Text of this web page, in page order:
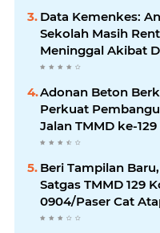
Data Kemenkes:
Sekolah Masih
Meninggal Akibat
Adonan Beton
Perkuat
Jalan TMMD ke-129
Ledoktempuro
Beri Tampilan
Satgas TMMD 129
0904/Paser Cat
Marbot